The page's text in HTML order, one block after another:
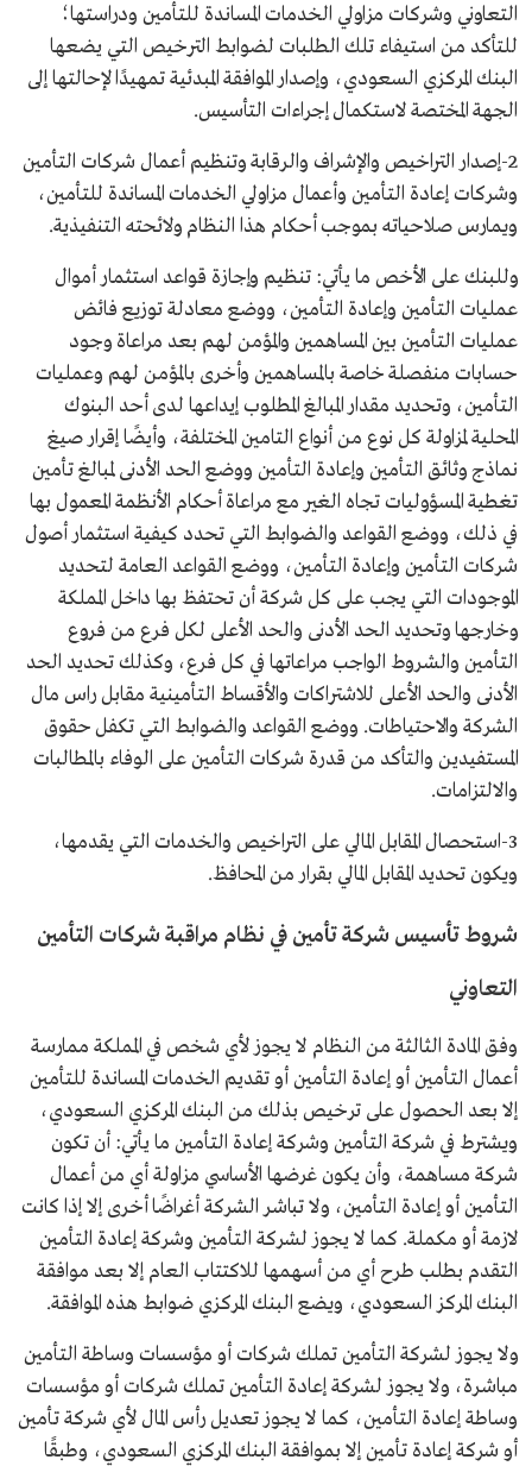
التعاوني وشركات مزاولي الخدمات المساندة للتأمين ودراستها؛
للتأكد من استيفاء تلك الطلبات لضوابط الترخيص التي يضعها
البنك المركزي السعودي، وإصدار الموافقة المبدئية تمهيدًا لإحالتها إلى
الجهة المختصة لاستكمال إجراءات التأسيس.
2-إصدار التراخيص والإشراف والرقابة وتنظيم أعمال شركات التأمين
وشركات إعادة التأمين وأعمال مزاولي الخدمات المساندة للتأمين،
ويمارس صلاحياته بموجب أحكام هذا النظام ولائحته التنفيذية.
وللبنك على الأخص ما يأتي: تنظيم وإجازة قواعد استثمار أموال
عمليات التأمين وإعادة التأمين، ووضع معادلة توزيع فائض
عمليات التأمين بين المساهمين والمؤمن لهم بعد مراعاة وجود
حسابات منفصلة خاصة بالمساهمين وأخرى بالمؤمن لهم وعمليات
التأمين، وتحديد مقدار المبالغ المطلوب إيداعها لدى أحد البنوك
المحلية لمزاولة كل نوع من أنواع التامين المختلفة، وأيضًا إقرار صيغ
نماذج وثائق التأمين وإعادة التأمين ووضع الحد الأدنى لمبالغ تأمين
تغطية المسؤوليات تجاه الغير مع مراعاة أحكام الأنظمة المعمول بها
في ذلك، ووضع القواعد والضوابط التي تحدد كيفية استثمار أصول
شركات التأمين وإعادة التأمين، ووضع القواعد العامة لتحديد
الموجودات التي يجب على كل شركة أن تحتفظ بها داخل المملكة
وخارجها وتحديد الحد الأدنى والحد الأعلى لكل فرع من فروع
التأمين والشروط الواجب مراعاتها في كل فرع، وكذلك تحديد الحد
الأدنى والحد الأعلى للاشتراكات والأقساط التأمينية مقابل راس مال
الشركة والاحتياطات. ووضع القواعد والضوابط التي تكفل حقوق
المستفيدين والتأكد من قدرة شركات التأمين على الوفاء بالمطالبات
والالتزامات.
3-استحصال المقابل المالي على التراخيص والخدمات التي يقدمها،
ويكون تحديد المقابل المالي بقرار من المحافظ.
شروط تأسيس شركة تأمين في نظام مراقبة شركات التأمين
التعاوني
وفق المادة الثالثة من النظام لا يجوز لأي شخص في المملكة ممارسة
أعمال التأمين أو إعادة التأمين أو تقديم الخدمات المساندة للتأمين
إلا بعد الحصول على ترخيص بذلك من البنك المركزي السعودي،
ويشترط في شركة التأمين وشركة إعادة التأمين ما يأتي: أن تكون
شركة مساهمة، وأن يكون غرضها الأساسي مزاولة أي من أعمال
التأمين أو إعادة التأمين، ولا تباشر الشركة أغراضًا أخرى إلا إذا كانت
لازمة أو مكملة. كما لا يجوز لشركة التأمين وشركة إعادة التأمين
التقدم بطلب طرح أي من أسهمها للاكتتاب العام إلا بعد موافقة
البنك المركز السعودي، ويضع البنك المركزي ضوابط هذه الموافقة.
ولا يجوز لشركة التأمين تملك شركات أو مؤسسات وساطة التأمين
مباشرة، ولا يجوز لشركة إعادة التأمين تملك شركات أو مؤسسات
وساطة إعادة التأمين، كما لا يجوز تعديل رأس المال لأي شركة تأمين
أو شركة إعادة تأمين إلا بموافقة البنك المركزي السعودي، وطبقًا